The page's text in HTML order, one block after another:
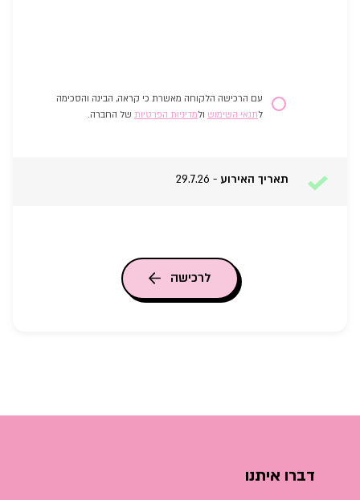
עם הרכישה הלקוחה מאשרת כי קראה, הבינה והסכימה
לתנאי השימוש ולמדיניות הפרטיות של החברה.
תאריך האירוע -
29.7.26
לרכישה
דברו איתנו